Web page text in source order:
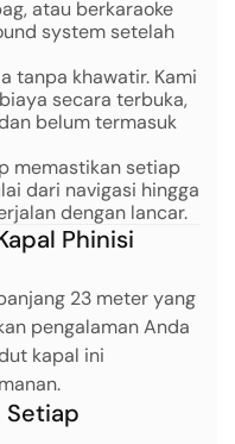
atau berkaraoke
system setelah
tanpa khawatir. Kami
secara terbuka,
belum termasuk
memastikan setiap
dari navigasi hingga
dengan lancar.
Phinisi
23 meter yang
pengalaman Anda
kapal ini
Setiap